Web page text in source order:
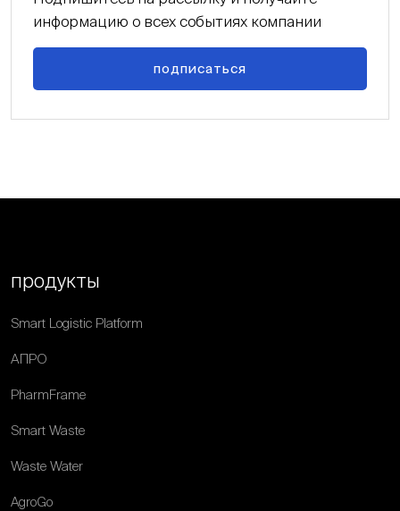
информацию о всех событиях компании
подписаться
продукты
Smart Logistic Platform
АПРО
PharmFrame
Smart Waste
Waste Water
AgroGo